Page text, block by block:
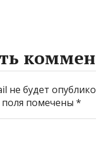
не будет
поля помечены*